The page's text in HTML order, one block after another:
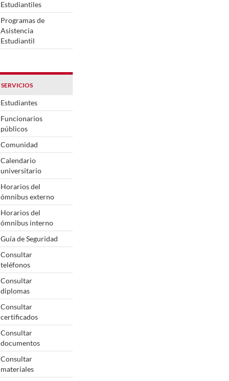
Estudiantiles
Programas de
Asistencia
Estudiantil
SERVICIOS
Estudiantes
Funcionarios
públicos
Comunidad
Calendario
universitario
Horarios del
ómnibus externo
Horarios del
ómnibus interno
Guía de Seguridad
Consultar
teléfonos
Consultar
diplomas
Consultar
certificados
Consultar
documentos
Consultar
materiales